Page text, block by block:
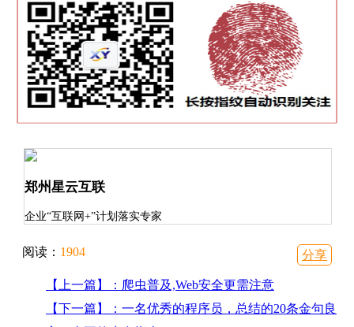
郑州星云互联
企业“互联网+”计划落实专家
阅读： 1904 分享
【上一篇】：爬虫普及,Web安全更需注意
【下一篇】：一名优秀的程序员，总结的20条金句良